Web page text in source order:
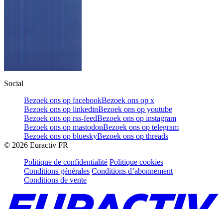
Social
Bezoek ons op facebookBezoek ons op x
Bezoek ons op linkedinBezoek ons op youtube
Bezoek ons op rss-feedBezoek ons op instagram
Bezoek ons op mastodonBezoek ons op telegram
Bezoek ons op blueskyBezoek ons op threads
© 2026 Euractiv FR
Politique de confidentialité Politique cookies
Conditions générales Conditions d’abonnement
Conditions de vente